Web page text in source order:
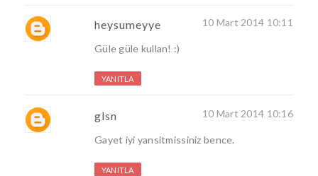
heysumeyye 10 Mart 2014 10:11
Güle güle kullan! :)
YANITLA
glsn 10 Mart 2014 10:16
Gayet iyi yansitmissiniz bence.
YANITLA